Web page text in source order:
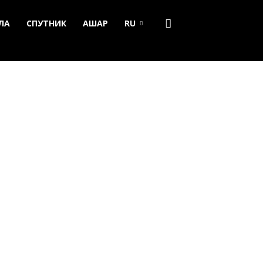
СПУТНИК АШАР RU